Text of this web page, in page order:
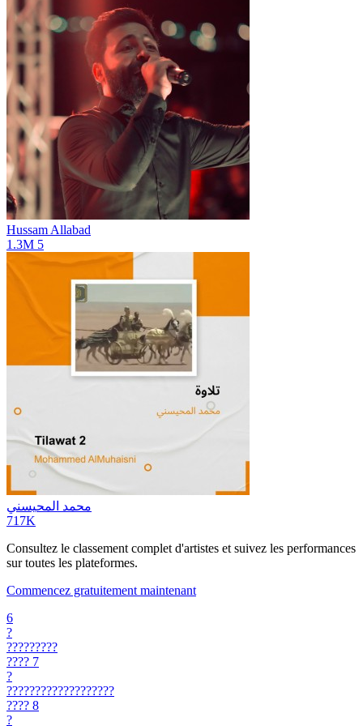
Hussam Allabad
1.3M 5
محمد المحيسني
717K
Consultez le classement complet d'artistes et suivez les performances
sur toutes les plateformes.
Commencez gratuitement maintenant
6
?
?????????
???? 7
?
???????????????????
???? 8
?